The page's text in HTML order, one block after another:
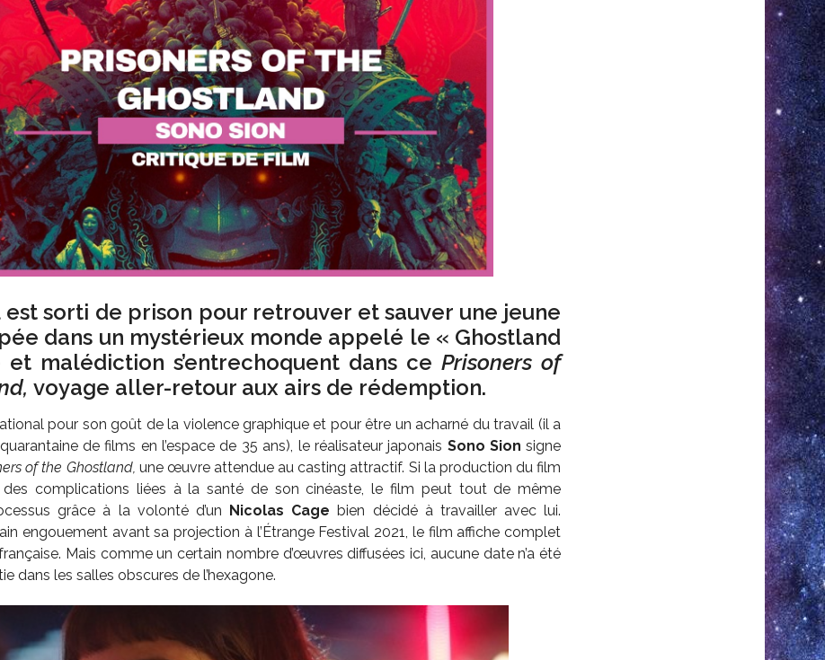
sorti de prison pour retrouver et sauver une jeune
dans un mystérieux monde appelé le « Ghostland
et malédiction s’entrechoquent dans cePrisoners of
voyage aller-retour aux airs de rédemption.
pour son goût de la violence graphique et pour être un acharné du travail (il a
de films en l’espace de 35 ans), le réalisateur japonais Sono Sion signe
of the Ghostland, une œuvre attendue au casting attractif. Si la production du film
complications liées à la santé de son cinéaste, le film peut tout de même
grâce à la volonté d’un
Nicolas Cage bien décidé à travailler avec lui.
engouement avant sa projection à l’Étrange Festival 2021, le film affiche complet
Mais comme un certain nombre d’œuvres diffusées ici, aucune date n’a été
dans les salles obscures de l’hexagone.